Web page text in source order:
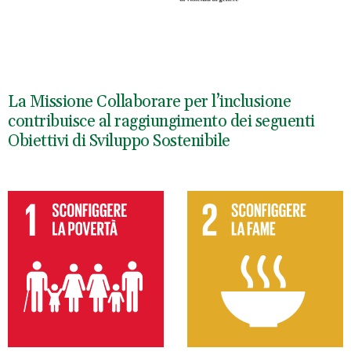
La Missione Collaborare per l’inclusione
contribuisce al raggiungimento dei seguenti
Obiettivi di Sviluppo Sostenibile